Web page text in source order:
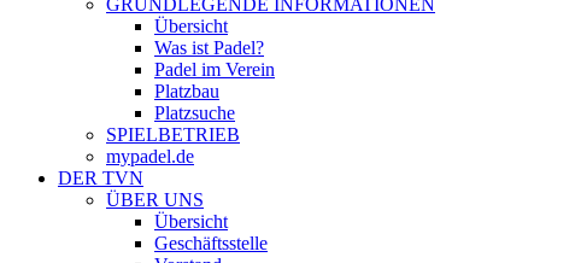
GRUNDLEGENDE INFORMATIONEN
Übersicht
Was ist Padel?
Padel im Verein
Platzbau
Platzsuche
SPIELBETRIEB
mypadel.de
DER TVN
ÜBER UNS
Übersicht
Geschäftsstelle